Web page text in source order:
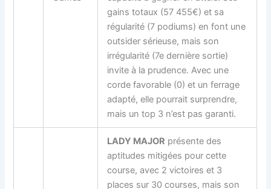
gains totaux (57 455€) et sa
régularité (7 podiums) en font une
outsider sérieuse, mais son
irrégularité (7e dernière sortie)
invite à la prudence. Avec une
corde favorable (0) et un ferrage
adapté, elle pourrait surprendre,
mais un top 3 n’est pas garanti.
LADY MAJOR présente des
aptitudes mitigées pour cette
course, avec 2 victoires et 3
places sur 30 courses, mais son